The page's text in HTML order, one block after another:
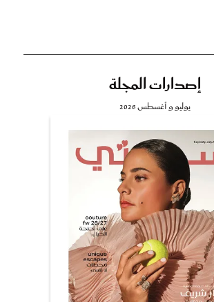
إصدارات المجلة
يوليو و أغسطس 2026